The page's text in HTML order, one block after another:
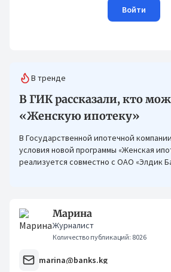
Войти
В тренде
В ГИК рассказали, кто
«Женскую ипотеку»
В Государственной ипотечной
условия новой программы «Женская
реализуется совместно с ОАО «Элдик
Марина
Журналист
Количество публикаций: 8026
marina@banks.kg